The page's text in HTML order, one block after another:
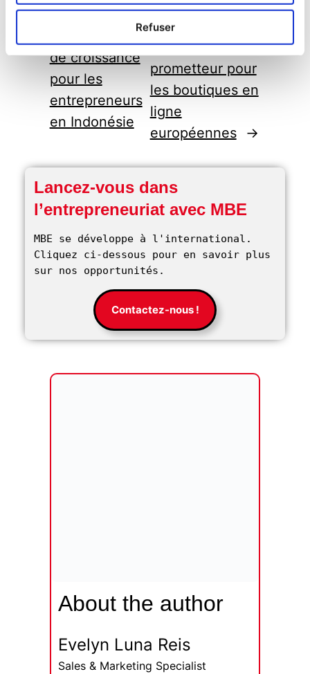
Refuser
obstacles et
de croissance
pour les
entrepreneurs
en Indonésie
électronique à
Chypre : un
marché
prometteur pour
les boutiques en
ligne
européennes
→
Lancez-vous dans
l’entrepreneuriat avec MBE
MBE se développe à l'international.
Cliquez ci-dessous pour en savoir plus
sur nos opportunités.
Contactez-nous !
About the author
Evelyn Luna Reis
Sales & Marketing Specialist